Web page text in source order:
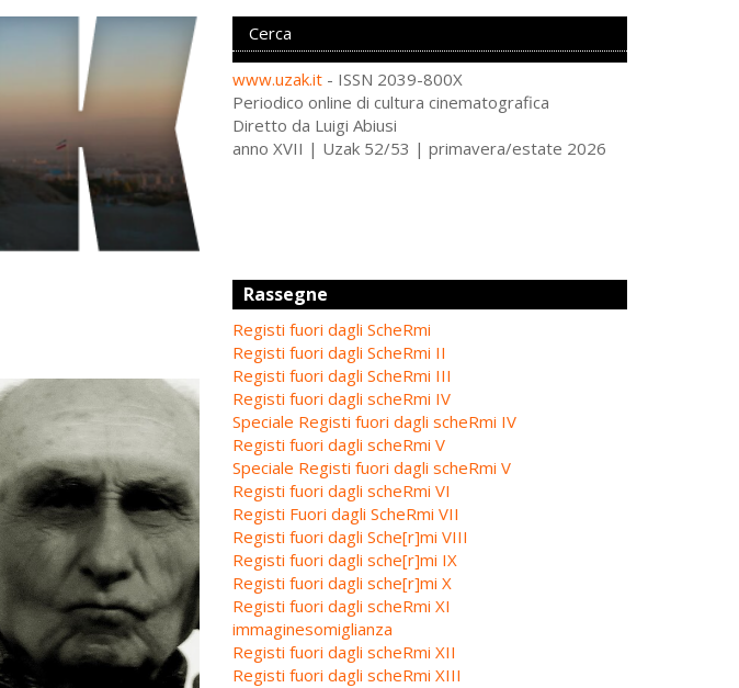
www.uzak.it - ISSN 2039-800X
Periodico online di cultura cinematografica
Diretto da Luigi Abiusi
anno XVII | Uzak 52/53 | primavera/estate 2026
Rassegne
Registi fuori dagli ScheRmi
Registi fuori dagli ScheRmi II
Registi fuori dagli ScheRmi III
Registi fuori dagli scheRmi IV
Speciale Registi fuori dagli scheRmi IV
Registi fuori dagli scheRmi V
Speciale Registi fuori dagli scheRmi V
Registi fuori dagli scheRmi VI
Registi Fuori dagli ScheRmi VII
Registi fuori dagli Sche[r]mi VIII
Registi fuori dagli sche[r]mi IX
Registi fuori dagli sche[r]mi X
Registi fuori dagli scheRmi XI
immaginesomiglianza
Registi fuori dagli scheRmi XII
Registi fuori dagli scheRmi XIII